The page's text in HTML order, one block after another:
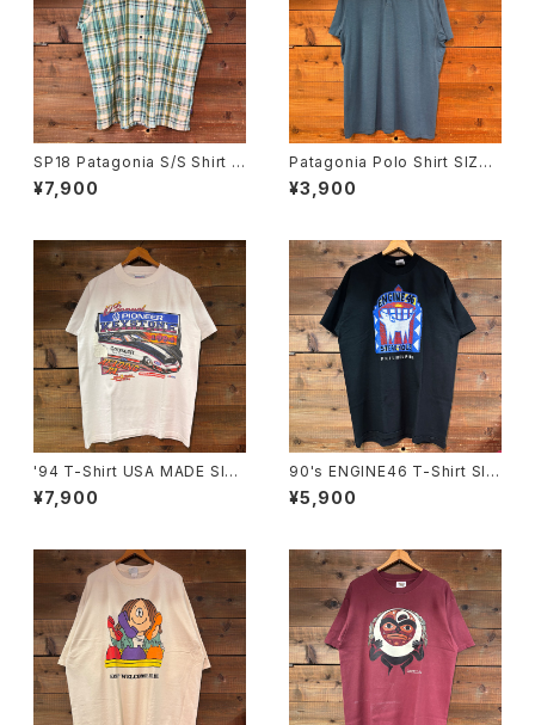
SP18 Patagonia S/S Shirt S
IZE:XL
¥7,900
Patagonia Polo Shirt SIZE:
XL
¥3,900
'94 T-Shirt USA MADE SIZ
E:M
¥7,900
90's ENGINE46 T-Shirt SIZ
E:XL
¥5,900